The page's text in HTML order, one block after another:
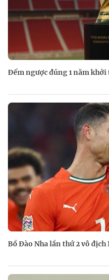
Đếm ngược đúng 1 năm
Bồ Đào Nha lần thứ 2 vô địch